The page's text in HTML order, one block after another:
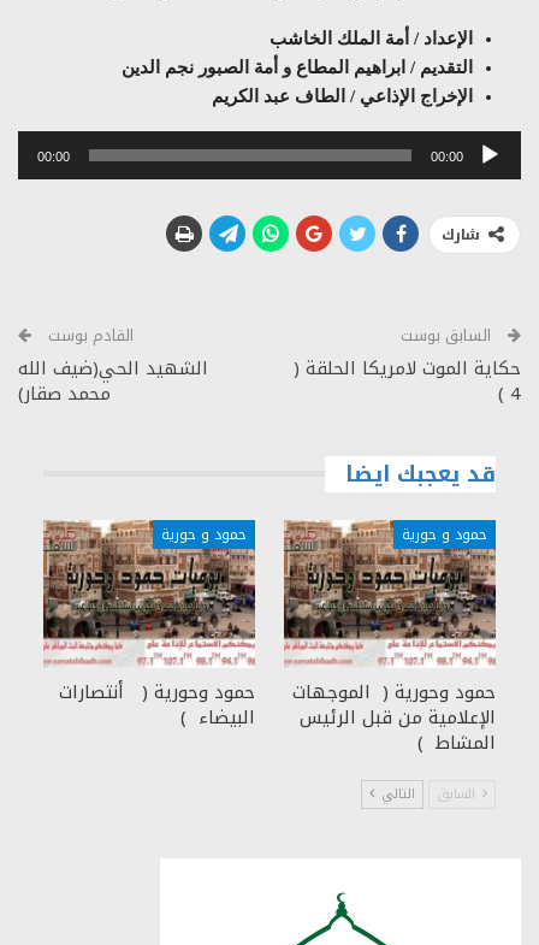
الإعداد / أمة الملك الخاشب
التقديم / ابراهيم المطاع و أمة الصبور نجم الدين
الإخراج الإذاعي / الطاف عبد الكريم
مشغل
00:00
00:00
شارك
السابق بوست
حكاية الموت لامريكا الحلقة (
4 )
القادم بوست
الشهيد الحي(ضيف الله
محمد صقار)
قد يعجبك ايضا
حمود و حورية
حمود وحورية ( الموجهات
الإعلامية من قبل الرئيس
المشاط )
حمود و حورية
حمود وحورية ( أنتصارات
البيضاء )
السابق التالي